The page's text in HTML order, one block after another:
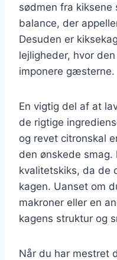
sødmen fra kiksene
balance, der
Desuden er
lejligheder, hvor
imponere gæsterne.
En vigtig del af at
de rigtige
og revet citronskal
den ønskede
kvalitetskiks, da de
kagen. Uanset om
makroner eller en
kagens struktur og
Når du har mestret